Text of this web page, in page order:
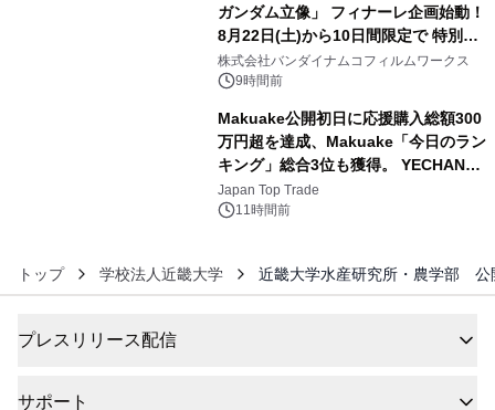
ガンダム立像」 フィナーレ企画始動！
8月22日(土)から10日間限定で 特別映
像『UNICORN GUNDAM Statue ―
BEYOND POSSIBILITY ―』を上映！
株式会社バンダイナムコフィルムワークス
9時間前
Makuake公開初日に応援購入総額300
万円超を達成、Makuake「今日のラン
キング」総合3位も獲得。 YECHAN音
浴シンギングボウル第2弾の大型サイ
ズ（XL・2XL・3XL）を先行販売中
Japan Top Trade
11時間前
トップ 学校法人近畿大学 近畿大学水産研究所・農学部 公
プレスリリース配信
サポート